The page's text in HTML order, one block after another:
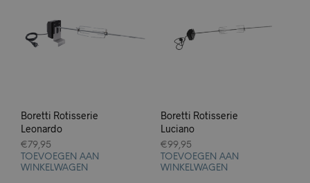
Boretti Rotisserie
Leonardo
€79,95
TOEVOEGEN AAN
WINKELWAGEN
Boretti Rotisserie
Luciano
€99,95
TOEVOEGEN AAN
WINKELWAGEN